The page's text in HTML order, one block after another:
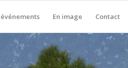
événements En image Contact